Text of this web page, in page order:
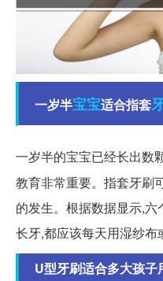
一岁半宝宝适合指套
一岁半的宝宝已经长出数
教育非常重要。指套牙刷
的发生。根据数据显示,
长牙,都应该每天用湿纱布
U型牙刷适合多大孩子